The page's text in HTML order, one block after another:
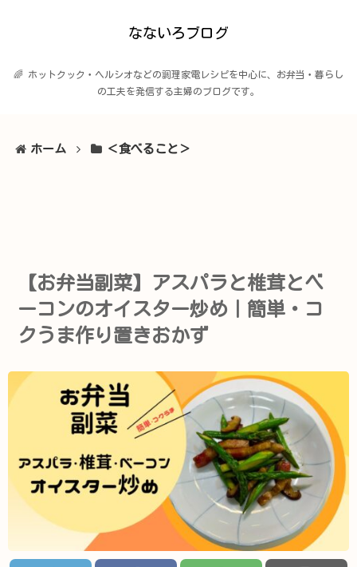
なないろブログ
🌈 ホットクック・ヘルシオなどの調理家電レシピを中心に、お弁当・暮らし
の工夫を発信する主婦のブログです。
ホーム ＜食べること＞
【お弁当副菜】アスパラと椎茸とベ
ーコンのオイスター炒め｜簡単・コ
クうま作り置きおかず